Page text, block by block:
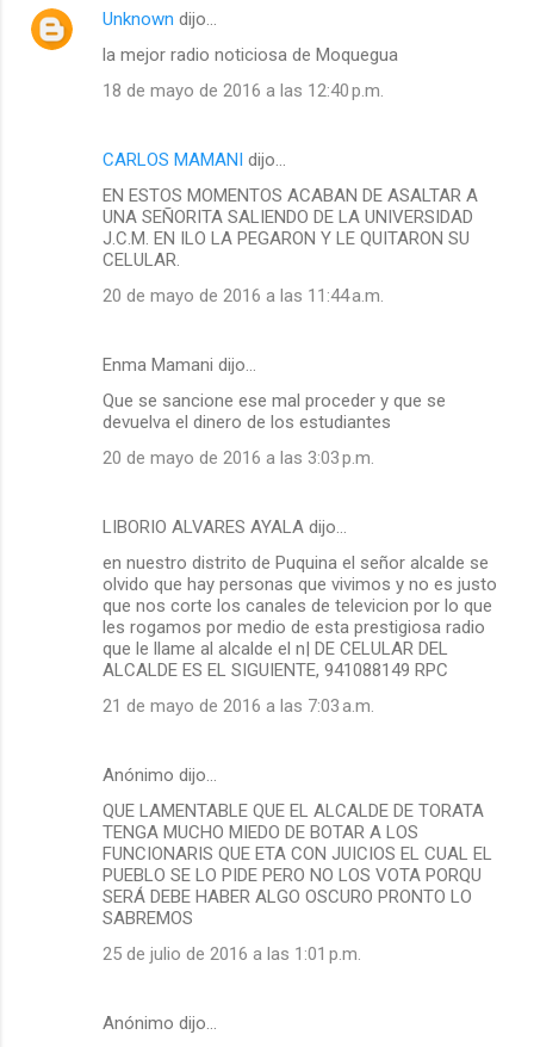
Unknown dijo…
la mejor radio noticiosa de Moquegua
18 de mayo de 2016 a las 12:40 p.m.
CARLOS MAMANI dijo…
EN ESTOS MOMENTOS ACABAN DE ASALTAR A
UNA SEÑORITA SALIENDO DE LA UNIVERSIDAD
J.C.M. EN ILO LA PEGARON Y LE QUITARON SU
CELULAR.
20 de mayo de 2016 a las 11:44 a.m.
Enma Mamani dijo…
Que se sancione ese mal proceder y que se
devuelva el dinero de los estudiantes
20 de mayo de 2016 a las 3:03 p.m.
LIBORIO ALVARES AYALA dijo…
en nuestro distrito de Puquina el señor alcalde se
olvido que hay personas que vivimos y no es justo
que nos corte los canales de televicion por lo que
les rogamos por medio de esta prestigiosa radio
que le llame al alcalde el n| DE CELULAR DEL
ALCALDE ES EL SIGUIENTE, 941088149 RPC
21 de mayo de 2016 a las 7:03 a.m.
Anónimo dijo…
QUE LAMENTABLE QUE EL ALCALDE DE TORATA
TENGA MUCHO MIEDO DE BOTAR A LOS
FUNCIONARIS QUE ETA CON JUICIOS EL CUAL EL
PUEBLO SE LO PIDE PERO NO LOS VOTA PORQU
SERÁ DEBE HABER ALGO OSCURO PRONTO LO
SABREMOS
25 de julio de 2016 a las 1:01 p.m.
Anónimo dijo…